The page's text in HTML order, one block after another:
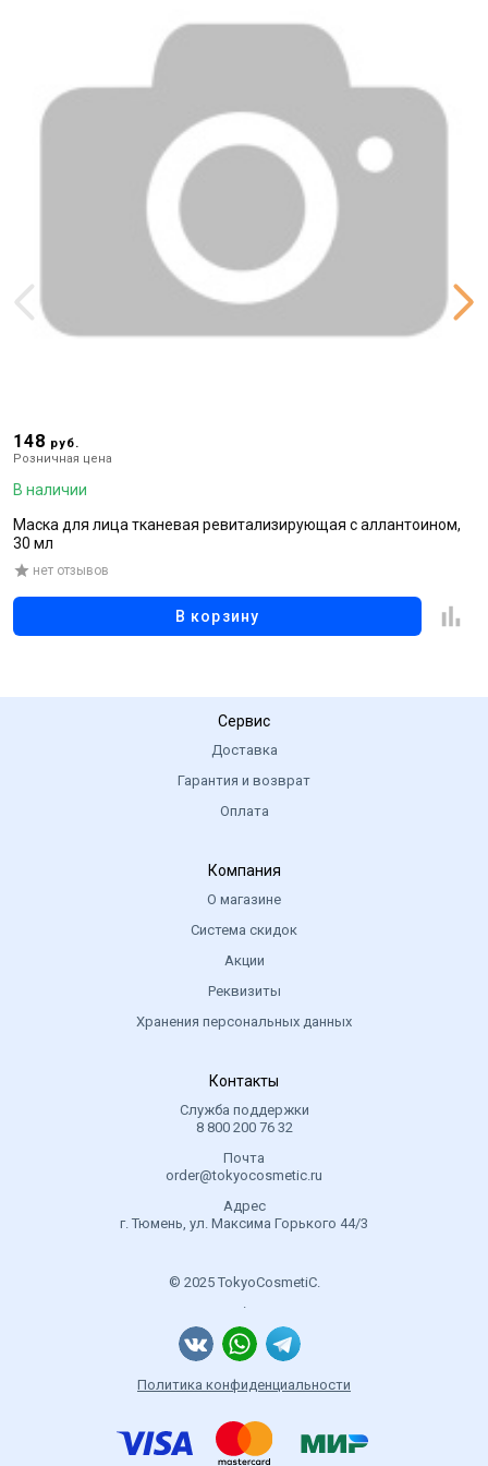
148 руб.
Розничная цена
В наличии
Маска для лица тканевая ревитализирующая с аллантоином,
30 мл
нет отзывов
В корзину
Сервис
Доставка
Гарантия и возврат
Оплата
Компания
О магазине
Система скидок
Акции
Реквизиты
Хранения персональных данных
Контакты
Служба поддержки
8 800 200 76 32
Почта
order@tokyocosmetic.ru
Адрес
г. Тюмень, ул. Максима Горького 44/3
© 2025 TokyoCosmetiC.
.
Политика конфиденциальности